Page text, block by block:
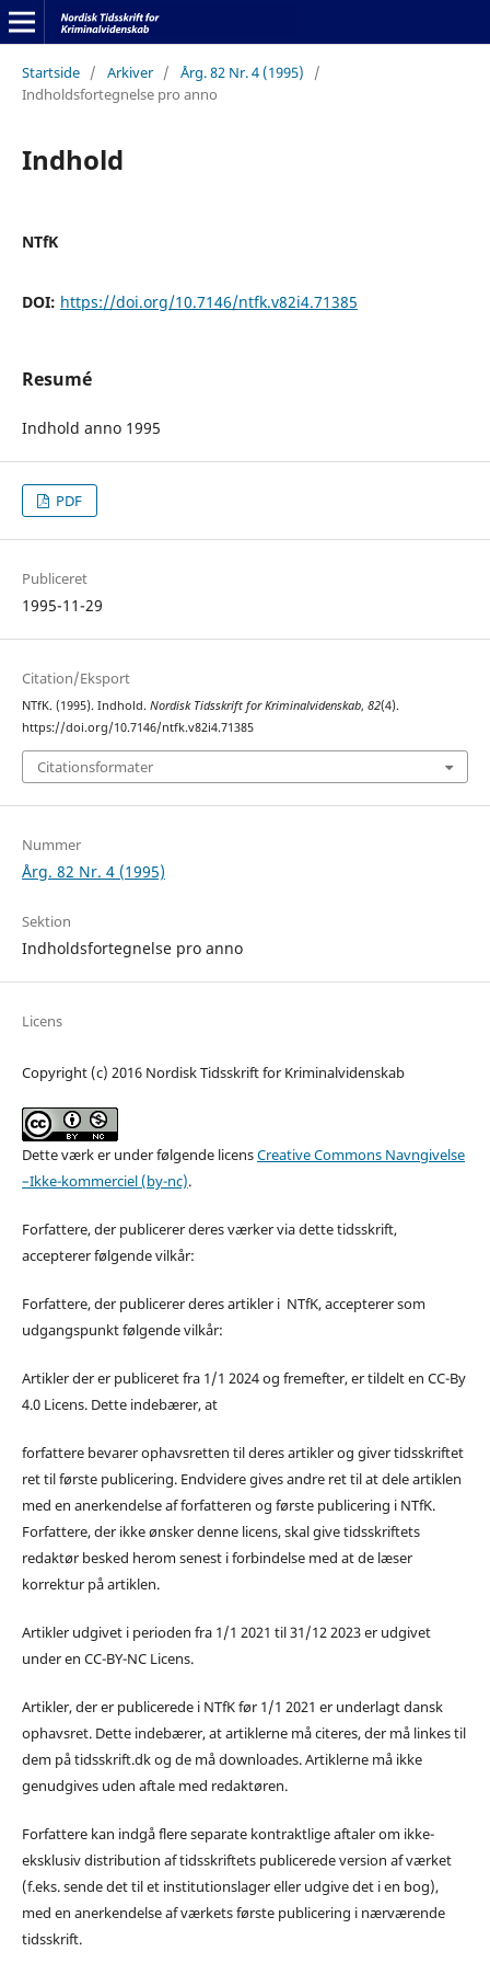
Startside / Arkiver / Årg. 82 Nr. 4 (1995)
/
Indholdsfortegnelse pro anno
Indhold
NTfK
DOI: https://doi.org/10.7146/ntfk.v82i4.71385
Resumé
Indhold anno 1995
PDF
Publiceret
1995-11-29
Citation/Eksport
NTfK. (1995). Indhold. Nordisk Tidsskrift for Kriminalvidenskab, 82(4).
https://doi.org/10.7146/ntfk.v82i4.71385
Citationsformater
Nummer
Årg. 82 Nr. 4 (1995)
Sektion
Indholdsfortegnelse pro anno
Licens
Copyright (c) 2016 Nordisk Tidsskrift for Kriminalvidenskab
Dette værk er under følgende licensCreative Commons Navngivelse
–Ikke-kommerciel (by-nc).
Forfattere, der publicerer deres værker via dette tidsskrift,
accepterer følgende vilkår:
Forfattere, der publicerer deres artikler i NTfK, accepterer som
udgangspunkt følgende vilkår:
Artikler der er publiceret fra 1/1 2024 og fremefter, er tildelt en CC-By
4.0 Licens. Dette indebærer, at
forfattere bevarer ophavsretten til deres artikler og giver tidsskriftet
ret til første publicering. Endvidere gives andre ret til at dele artiklen
med en anerkendelse af forfatteren og første publicering i NTfK.
Forfattere, der ikke ønsker denne licens, skal give tidsskriftets
redaktør besked herom senest i forbindelse med at de læser
korrektur på artiklen.
Artikler udgivet i perioden fra 1/1 2021 til 31/12 2023 er udgivet
under en CC-BY-NC Licens.
Artikler, der er publicerede i NTfK før 1/1 2021 er underlagt dansk
ophavsret. Dette indebærer, at artiklerne må citeres, der må linkes til
dem på tidsskrift.dk og de må downloades. Artiklerne må ikke
genudgives uden aftale med redaktøren.
Forfattere kan indgå flere separate kontraktlige aftaler om ikke-
eksklusiv distribution af tidsskriftets publicerede version af værket
(f.eks. sende det til et institutionslager eller udgive det i en bog),
med en anerkendelse af værkets første publicering i nærværende
tidsskrift.